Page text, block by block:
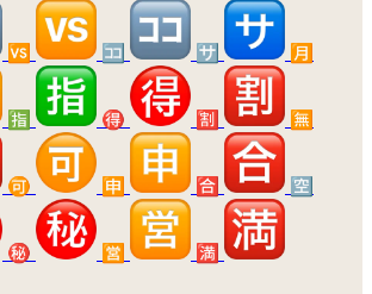
🆚 🈁 🈂️ 🈷️
🈯 🉐 🈹 🈚
🉑 🈸 🈴 🈳
㊙️ 🈺
🈵